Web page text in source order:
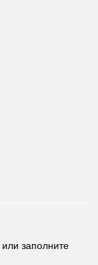
или заполните